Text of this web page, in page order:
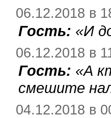
06.12.2018 в
Гость: «И
06.12.2018 в
Гость: «А
смешите
04.12.2018 в